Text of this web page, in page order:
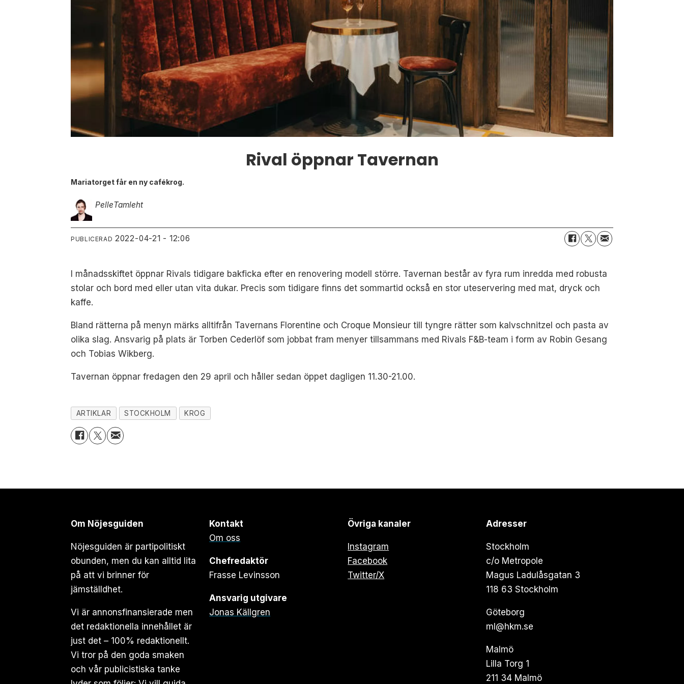
Rival öppnar Tavernan
Mariatorget får en ny cafékrog.
PelleTamleht
PUBLICERAD 2022-04-21 - 12:06
I månadsskiftet öppnar Rivals tidigare bakficka efter en renovering modell större. Tavernan består av fyra rum inredda med robusta
stolar och bord med eller utan vita dukar. Precis som tidigare finns det sommartid också en stor uteservering med mat, dryck och
kaffe.
Bland rätterna på menyn märks alltifrån Tavernans Florentine och Croque Monsieur till tyngre rätter som kalvschnitzel och pasta av
olika slag. Ansvarig på plats är Torben Cederlöf som jobbat fram menyer tillsammans med Rivals F&B-team i form av Robin Gesang
och Tobias Wikberg.
Tavernan öppnar fredagen den 29 april och håller sedan öppet dagligen 11.30-21.00.
ARTIKLAR STOCKHOLM KROG
Om Nöjesguiden
Nöjesguiden är partipolitiskt
obunden, men du kan alltid lita
på att vi brinner för
jämställdhet.
Vi är annonsfinansierade men
det redaktionella innehållet är
just det – 100% redaktionellt.
Vi tror på den goda smaken
och vår publicistiska tanke
Kontakt
Om oss
Chefredaktör
Frasse Levinsson
Ansvarig utgivare
Jonas Källgren
Övriga kanaler
Instagram
Facebook
Twitter/X
Adresser
Stockholm
c/o Metropole
Magus Ladulåsgatan 3
118 63 Stockholm
Göteborg
ml@hkm.se
Malmö
Lilla Torg 1
211 34 Malmö